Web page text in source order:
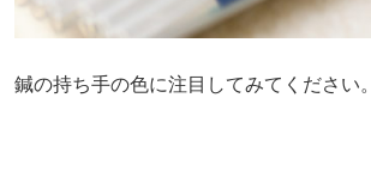
鍼の持ち手の色に注目してみてください。